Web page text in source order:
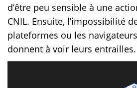
d’être peu sensible à une
CNIL. Ensuite, l’impossibilité
plateformes ou les
donnent à voir leurs entrailles.